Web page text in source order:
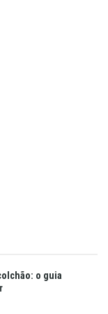
o guia